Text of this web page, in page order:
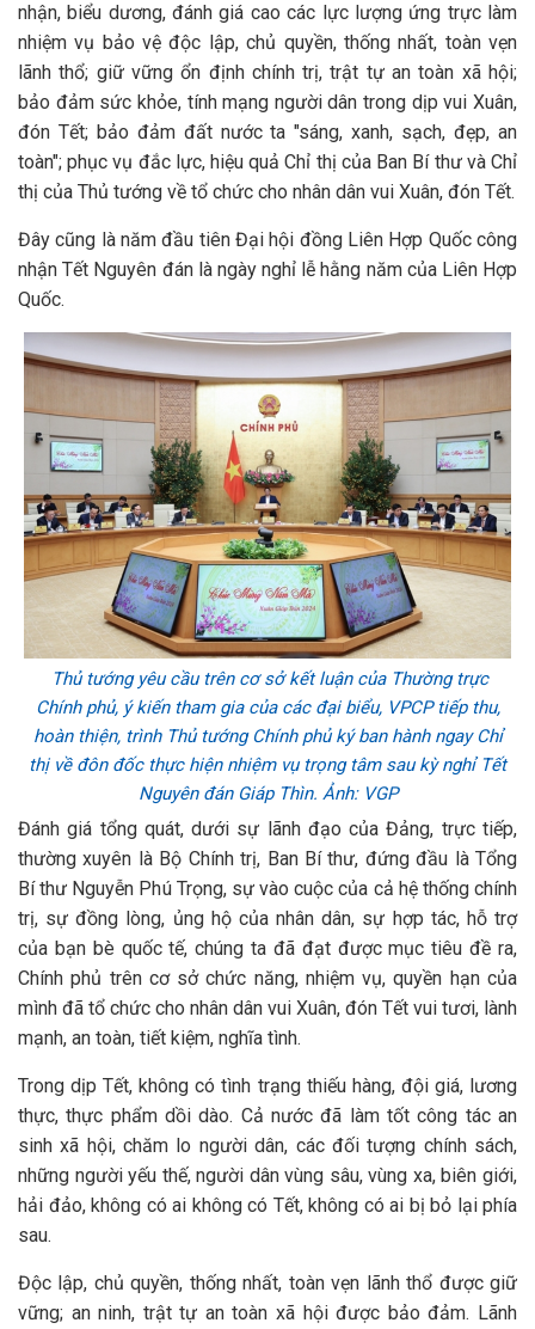
nhận, biểu dương, đánh giá cao các lực lượng ứng trực làm
nhiệm vụ bảo vệ độc lập, chủ quyền, thống nhất, toàn vẹn
lãnh thổ; giữ vững ổn định chính trị, trật tự an toàn xã hội;
bảo đảm sức khỏe, tính mạng người dân trong dịp vui Xuân,
đón Tết; bảo đảm đất nước ta "sáng, xanh, sạch, đẹp, an
toàn"; phục vụ đắc lực, hiệu quả Chỉ thị của Ban Bí thư và Chỉ
thị của Thủ tướng về tổ chức cho nhân dân vui Xuân, đón Tết.
Đây cũng là năm đầu tiên Đại hội đồng Liên Hợp Quốc công
nhận Tết Nguyên đán là ngày nghỉ lễ hằng năm của Liên Hợp
Quốc.
Thủ tướng yêu cầu trên cơ sở kết luận của Thường trực
Chính phủ, ý kiến tham gia của các đại biểu, VPCP tiếp thu,
hoàn thiện, trình Thủ tướng Chính phủ ký ban hành ngay Chỉ
thị về đôn đốc thực hiện nhiệm vụ trọng tâm sau kỳ nghỉ Tết
Nguyên đán Giáp Thìn. Ảnh: VGP
Đánh giá tổng quát, dưới sự lãnh đạo của Đảng, trực tiếp,
thường xuyên là Bộ Chính trị, Ban Bí thư, đứng đầu là Tổng
Bí thư Nguyễn Phú Trọng, sự vào cuộc của cả hệ thống chính
trị, sự đồng lòng, ủng hộ của nhân dân, sự hợp tác, hỗ trợ
của bạn bè quốc tế, chúng ta đã đạt được mục tiêu đề ra,
Chính phủ trên cơ sở chức năng, nhiệm vụ, quyền hạn của
mình đã tổ chức cho nhân dân vui Xuân, đón Tết vui tươi, lành
mạnh, an toàn, tiết kiệm, nghĩa tình.
Trong dịp Tết, không có tình trạng thiếu hàng, đội giá, lương
thực, thực phẩm dồi dào. Cả nước đã làm tốt công tác an
sinh xã hội, chăm lo người dân, các đối tượng chính sách,
những người yếu thế, người dân vùng sâu, vùng xa, biên giới,
hải đảo, không có ai không có Tết, không có ai bị bỏ lại phía
sau.
Độc lập, chủ quyền, thống nhất, toàn vẹn lãnh thổ được giữ
vững; an ninh, trật tự an toàn xã hội được bảo đảm. Lãnh